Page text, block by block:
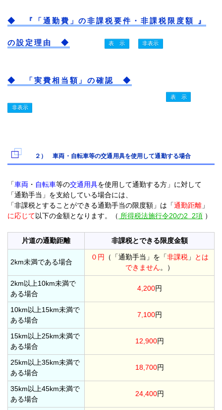
◆ 『「通勤費」の非課税要件・非課税限度額 』
の設定理由 ◆
◆ 「実費相当額」の確認 ◆
２） 車両・自転車等の交通用具を使用して通勤する場合
「車両 ・ 自転車等の交通用具を使用して通勤する方」に対して
「通勤手当」を支給している場合には、
「非課税とすることができる通勤手当の限度額」は「通勤距離 」
に応じて以下の金額となります。（ 所得税法施行令20の2 2項 ）
片道の通勤距離 非課税とできる限度金額
2km未満である場合
０円 （「通勤手当」を「非課税」
とは
できません。）
2km以上10km未満で
ある場合
4,200円
10km以上15km未満で
ある場合
7,100円
15km以上25km未満で
ある場合
12,900円
25km以上35km未満で
ある場合
18,700円
35km以上45km未満で
ある場合
24,400円